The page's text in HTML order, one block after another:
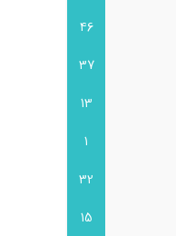
46
37
13
1
32
15